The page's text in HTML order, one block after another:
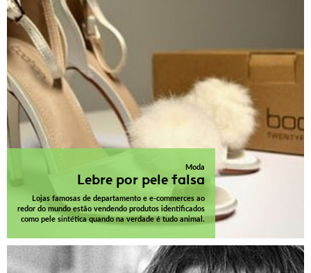
Moda
Lebre por pele falsa
Lojas famosas de departamento e e-commerces ao
redor do mundo estão vendendo produtos identificados
como pele sintética quando na verdade é tudo animal.